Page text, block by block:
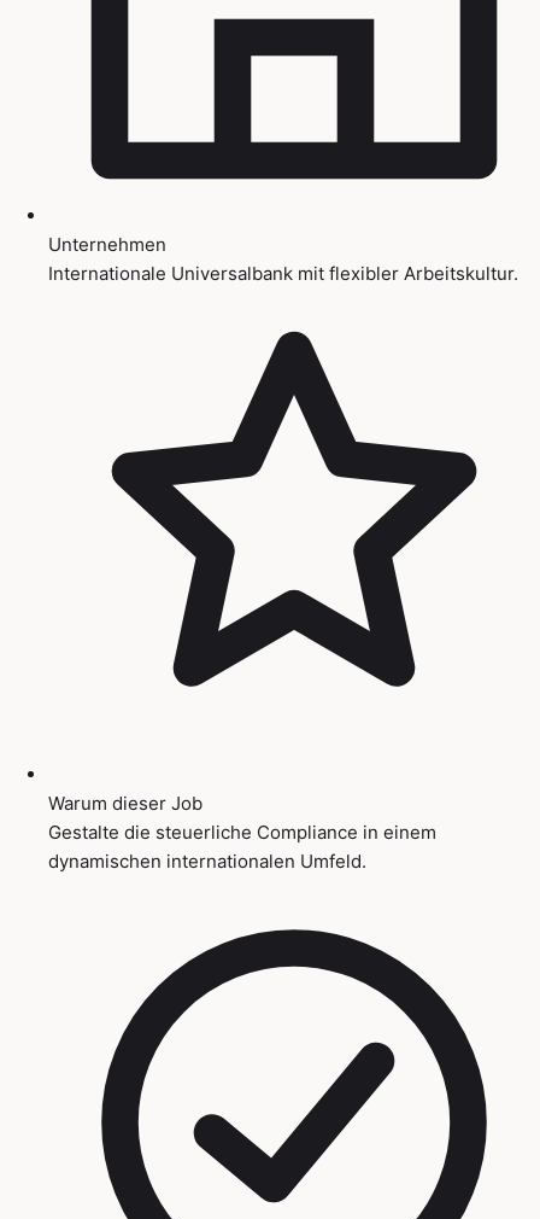
Unternehmen
Internationale Universalbank mit flexibler Arbeitskultur.
Warum dieser Job
Gestalte die steuerliche Compliance in einem
dynamischen internationalen Umfeld.